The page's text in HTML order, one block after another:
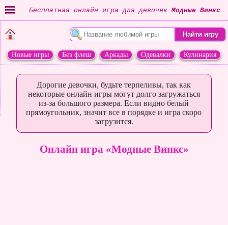
Бесплатная онлайн игра для девочек Модные Винкс
Новые игры Без флеш Аркады Одевалки
Кулинария
Дорогие девочки, будьте терпеливы, так как
некоторые онлайн игры могут долго загружаться
из-за большого размера. Если видно белый
прямоугольник, значит все в порядке и игра скоро
загрузится.
Онлайн игра «Модные Винкс»